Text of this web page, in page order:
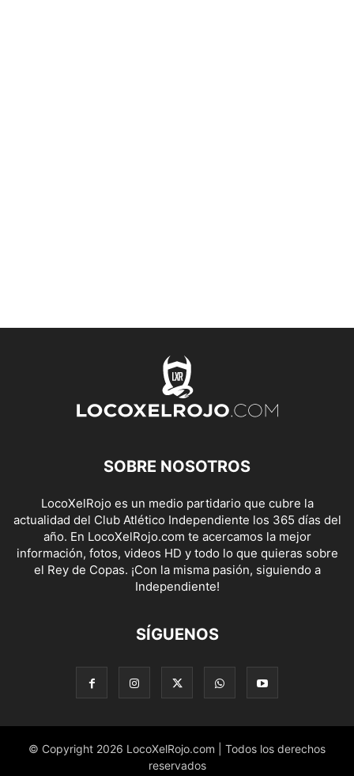
SOBRE NOSOTROS
LocoXelRojo es un medio partidario que cubre la
actualidad del Club Atlético Independiente los 365 días del
año. En LocoXelRojo.com te acercamos la mejor
información, fotos, videos HD y todo lo que quieras sobre
el Rey de Copas. ¡Con la misma pasión, siguiendo a
Independiente!
SÍGUENOS
© Copyright 2026 LocoXelRojo.com | Todos los derechos
reservados